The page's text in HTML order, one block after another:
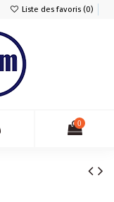
Liste des favoris (0)
0